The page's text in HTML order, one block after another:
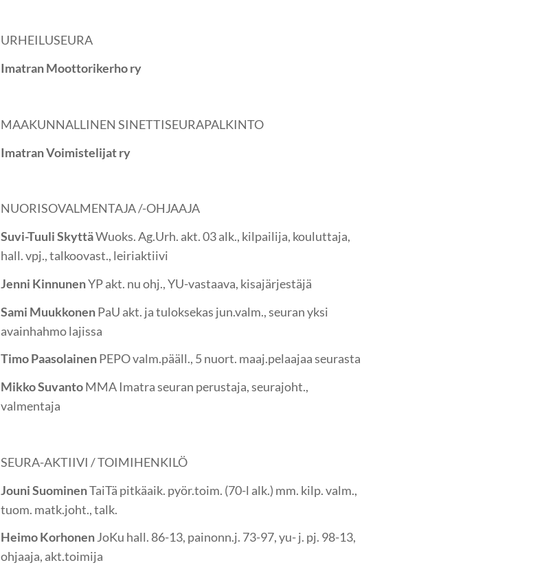
URHEILUSEURA
Imatran Moottorikerho ry
MAAKUNNALLINEN SINETTISEURAPALKINTO
Imatran Voimistelijat ry
NUORISOVALMENTAJA /-OHJAAJA
Suvi-Tuuli SkyttäWuoks. Ag.Urh. akt. 03 alk., kilpailija, kouluttaja,
hall. vpj., talkoovast., leiriaktiivi
Jenni KinnunenYP akt. nu ohj., YU-vastaava, kisajärjestäjä
Sami MuukkonenPaU akt. ja tuloksekas jun.valm., seuran yksi
avainhahmo lajissa
Timo PaasolainenPEPO valm.pääll., 5 nuort. maaj.pelaajaa seurasta
Mikko SuvantoMMA Imatra seuran perustaja, seurajoht.,
valmentaja
SEURA-AKTIIVI / TOIMIHENKILÖ
Jouni SuominenTaiTä pitkäaik. pyör.toim. (70-l alk.) mm. kilp. valm.,
tuom. matk.joht., talk.
Heimo KorhonenJoKu hall. 86-13, painonn.j. 73-97, yu- j. pj. 98-13,
ohjaaja, akt.toimija